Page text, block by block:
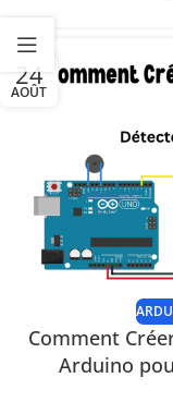
24
AOÛT
Comment
Arduino